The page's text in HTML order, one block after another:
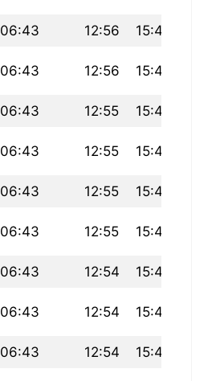
06:43 12:56 15:45
06:43 12:56 15:45
06:43 12:55 15:46
06:43 12:55 15:47
06:43 12:55 15:47
06:43 12:55 15:48
06:43 12:54 15:48
06:43 12:54 15:49
06:43 12:54 15:49